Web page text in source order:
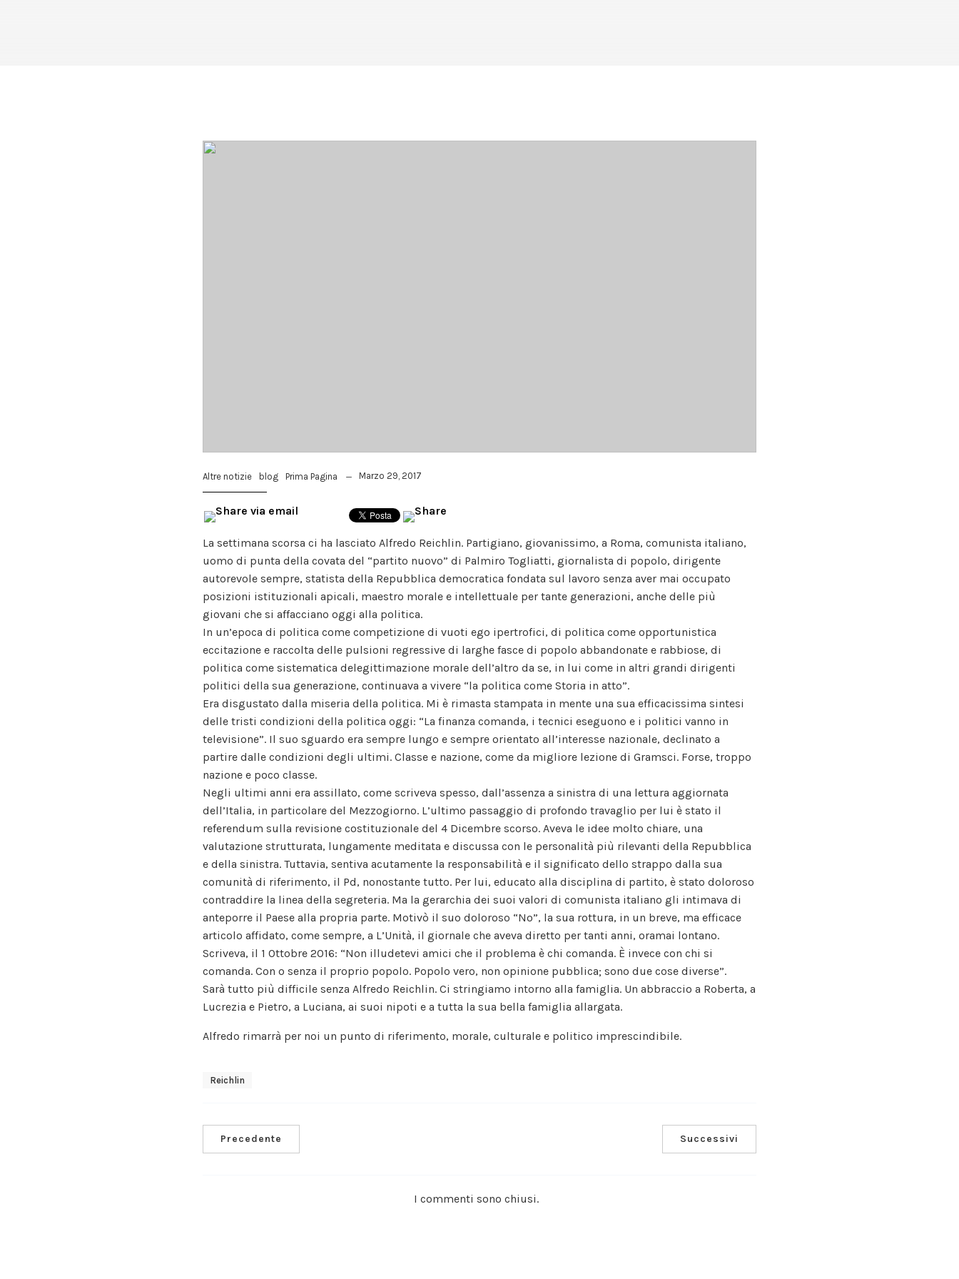
Altre notizie blog Prima Pagina Marzo 29, 2017
La settimana scorsa ci ha lasciato Alfredo Reichlin. Partigiano, giovanissimo, a Roma, comunista italiano,
uomo di punta della covata del “partito nuovo” di Palmiro Togliatti, giornalista di popolo, dirigente
autorevole sempre, statista della Repubblica democratica fondata sul lavoro senza aver mai occupato
posizioni istituzionali apicali, maestro morale e intellettuale per tante generazioni, anche delle più
giovani che si affacciano oggi alla politica.
In un’epoca di politica come competizione di vuoti ego ipertrofici, di politica come opportunistica
eccitazione e raccolta delle pulsioni regressive di larghe fasce di popolo abbandonate e rabbiose, di
politica come sistematica delegittimazione morale dell’altro da se, in lui come in altri grandi dirigenti
politici della sua generazione, continuava a vivere “la politica come Storia in atto”.
Era disgustato dalla miseria della politica. Mi è rimasta stampata in mente una sua efficacissima sintesi
delle tristi condizioni della politica oggi: “La finanza comanda, i tecnici eseguono e i politici vanno in
televisione”. Il suo sguardo era sempre lungo e sempre orientato all’interesse nazionale, declinato a
partire dalle condizioni degli ultimi. Classe e nazione, come da migliore lezione di Gramsci. Forse, troppo
nazione e poco classe.
Negli ultimi anni era assillato, come scriveva spesso, dall’assenza a sinistra di una lettura aggiornata
dell’Italia, in particolare del Mezzogiorno. L’ultimo passaggio di profondo travaglio per lui è stato il
referendum sulla revisione costituzionale del 4 Dicembre scorso. Aveva le idee molto chiare, una
valutazione strutturata, lungamente meditata e discussa con le personalità più rilevanti della Repubblica
e della sinistra. Tuttavia, sentiva acutamente la responsabilità e il significato dello strappo dalla sua
comunità di riferimento, il Pd, nonostante tutto. Per lui, educato alla disciplina di partito, è stato doloroso
contraddire la linea della segreteria. Ma la gerarchia dei suoi valori di comunista italiano gli intimava di
anteporre il Paese alla propria parte. Motivò il suo doloroso “No”, la sua rottura, in un breve, ma efficace
articolo affidato, come sempre, a L’Unità, il giornale che aveva diretto per tanti anni, oramai lontano.
Scriveva, il 1 Ottobre 2016: “Non illudetevi amici che il problema è chi comanda. È invece con chi si
comanda. Con o senza il proprio popolo. Popolo vero, non opinione pubblica; sono due cose diverse”.
Sarà tutto più difficile senza Alfredo Reichlin. Ci stringiamo intorno alla famiglia. Un abbraccio a Roberta, a
Lucrezia e Pietro, a Luciana, ai suoi nipoti e a tutta la sua bella famiglia allargata.
Alfredo rimarrà per noi un punto di riferimento, morale, culturale e politico imprescindibile.
Reichlin
Precedente Successivi
I commenti sono chiusi.